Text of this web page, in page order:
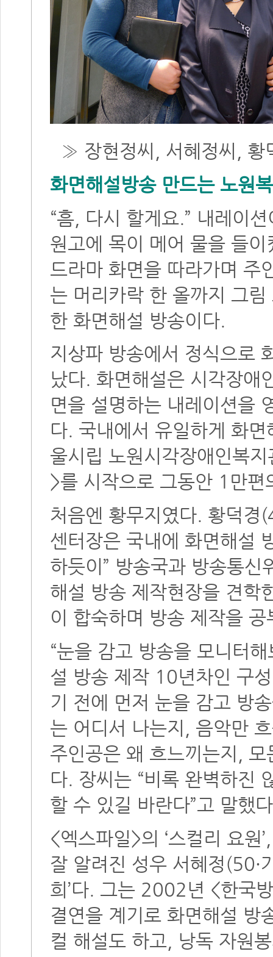
» 장현정씨, 서혜정씨, 황
화면해설방송 만드는 노원
“흠, 다시 할게요.” 내레이
원고에 목이 메어 물을 들
드라마 화면을 따라가며 주
는 머리카락 한 올까지 그
한 화면해설 방송이다.
지상파 방송에서 정식으로
났다. 화면해설은 시각장애
면을 설명하는 내레이션을
다. 국내에서 유일하게 화
울시립 노원시각장애인복
>를 시작으로 그동안 1만
처음엔 황무지였다. 황덕경
센터장은 국내에 화면해설
하듯이” 방송국과 방송통
해설 방송 제작현장을 견학
이 합숙하며 방송 제작을 공
“눈을 감고 방송을 모니터
설 방송 제작 10년차인 구
기 전에 먼저 눈을 감고 방
는 어디서 나는지, 음악만
주인공은 왜 흐느끼는지,
다. 장씨는 “비록 완벽하진
할 수 있길 바란다”고 말했
<엑스파일>의 ‘스컬리 요원
잘 알려진 성우 서혜정(50·
희’다. 그는 2002년 <한국
결연을 계기로 화면해설 방
컬 해설도 하고, 낭독 자원